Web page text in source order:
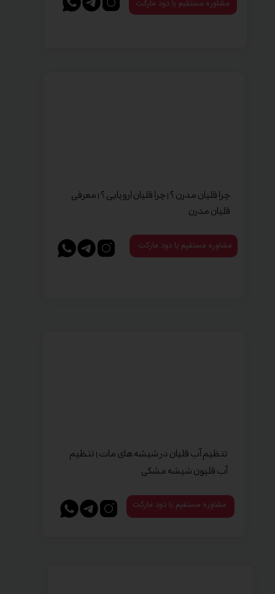
مشاوره مستقیم با دود مارکت
چرا قلیان مدرن ؟ | چرا قلیان اروپایی ؟ | معرفی
قلیان مدرن
مشاوره مستقیم با دود مارکت
تنظیم آب قلیان در شیشه های مات | تنظیم
آب قلیون شیشه مشکی
مشاوره مستقیم با دود مارکت